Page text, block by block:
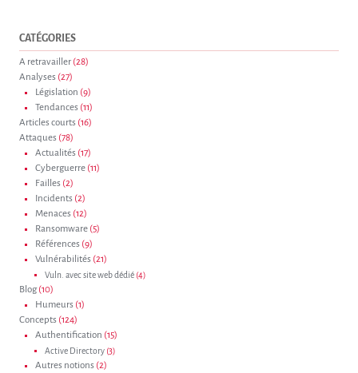
CATÉGORIES
A retravailler (28)
Analyses (27)
Législation (9)
Tendances (11)
Articles courts (16)
Attaques (78)
Actualités (17)
Cyberguerre (11)
Failles (2)
Incidents (2)
Menaces (12)
Ransomware (5)
Références (9)
Vulnérabilités (21)
Vuln. avec site web dédié (4)
Blog(10)
Humeurs (1)
Concepts (124)
Authentification (15)
Active Directory (3)
Autres notions (2)